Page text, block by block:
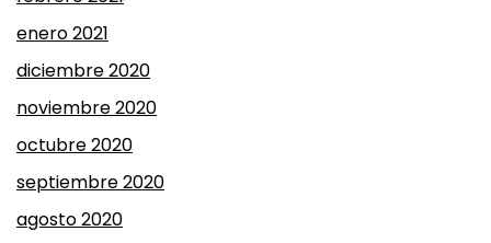
enero 2021
diciembre 2020
noviembre 2020
octubre 2020
septiembre 2020
agosto 2020